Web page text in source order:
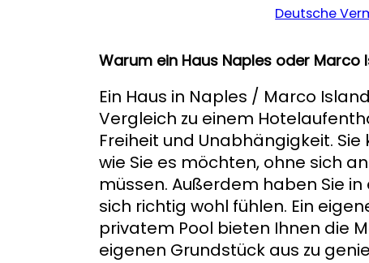
Deutsche
Warum ein Haus Naples oder Marco
Ein Haus in Naples / Marco
Vergleich zu einem
Freiheit und Unabhängigkeit.
wie Sie es möchten, ohne sich
müssen. Außerdem haben Sie
sich richtig wohl fühlen. Ein
privatem Pool bieten Ihnen die
eigenen Grundstück aus zu